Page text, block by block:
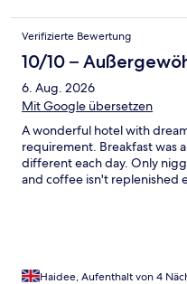
that is a 5 min walk away.
on a hill and there is no
had me next door at another
hills, with tight windy roads.
Verifizierte Bewertung
10/10 –
6. Aug. 2026
Mit Google übersetzen
A wonderful hotel with
requirement. Breakfast was
different each day. Only
and coffee isn't replenished
Haidee, Aufenthalt von 4